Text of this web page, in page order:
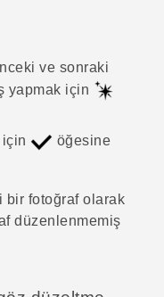
ve sonraki
yapmak için
öğesine
bir fotoğraf olarak
düzenlenmemiş